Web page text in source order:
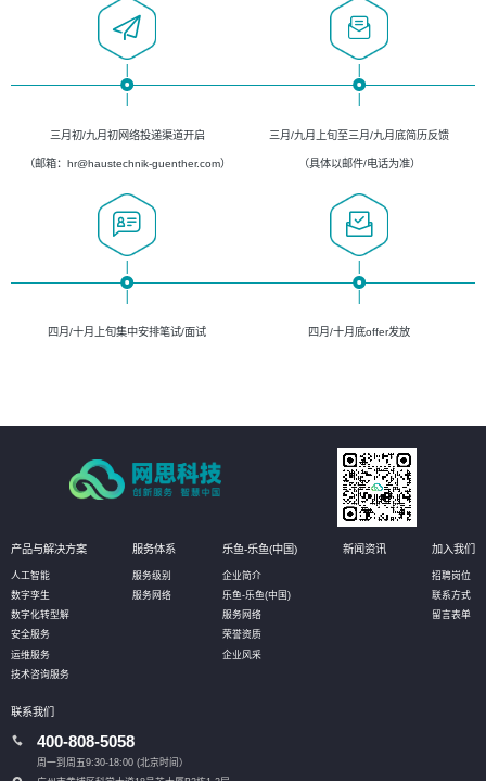
三月初/九月初网络投递渠道开启
（邮箱：hr@haustechnik-guenther.com）
三月/九月上旬至三月/九月底简历反馈
（具体以邮件/电话为准）
四月/十月上旬集中安排笔试/面试 四月/十月底offer发放
产品与解决方案
人工智能
数字孪生
数字化转型解
安全服务
运维服务
技术咨询服务
服务体系
服务级别
服务网络
乐鱼-乐鱼(中国)
企业简介
乐鱼-乐鱼(中国)
服务网络
荣誉资质
企业风采
新闻资讯 加入我们
招聘岗位
联系方式
留言表单
联系我们
400-808-5058
周一到周五9:30-18:00 (北京时间）